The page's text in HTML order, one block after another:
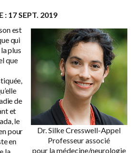
: 17 SEPT. 2019
Dr. Silke Cresswell-Appel
Professeur associé
pour la médecine/neurologie
est
qui
plus
que
de
et
le
pour
en
la